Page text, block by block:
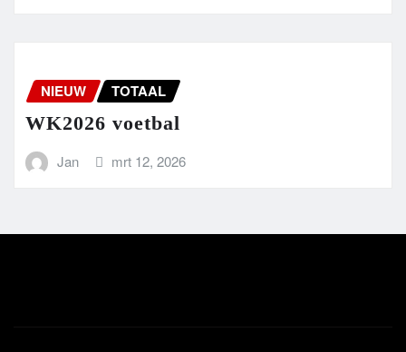
NIEUW TOTAAL
WK2026 voetbal
Jan mrt 12, 2026